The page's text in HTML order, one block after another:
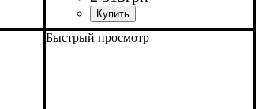
Быстрый просмотр